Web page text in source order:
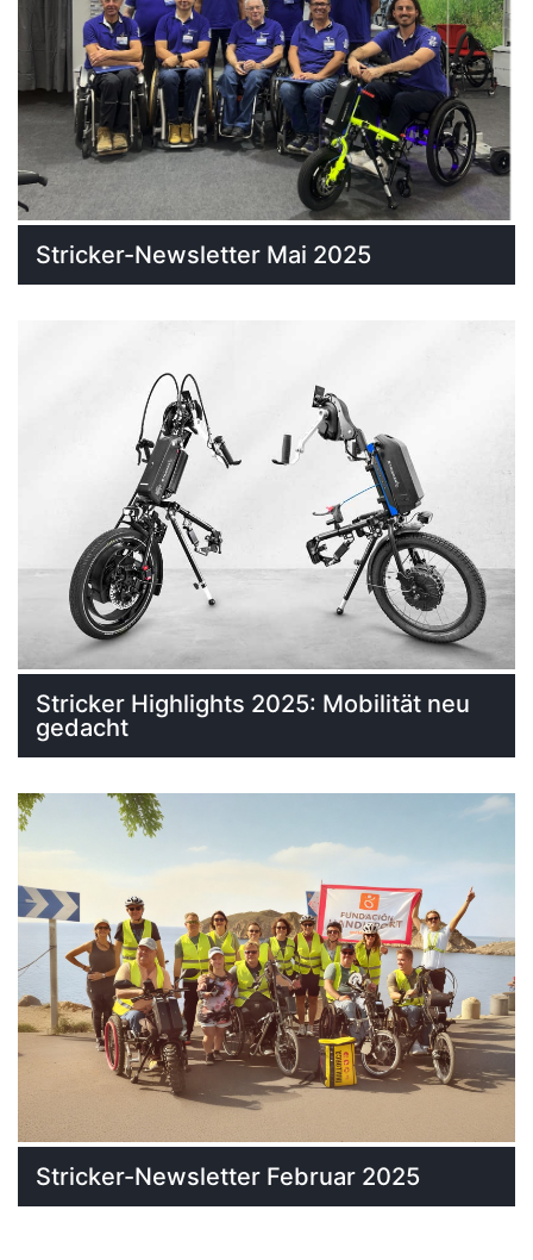
Stricker-Newsletter Mai 2025
Stricker Highlights 2025: Mobilität neu
gedacht
Stricker-Newsletter Februar 2025